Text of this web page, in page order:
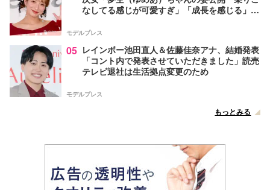
なしてる感じが可愛すぎ」「成長を感じる」の
モデルプレス
05 レインボー池田直人＆佐藤佳奈アナ、結婚発表
「コント内で発表させていただきました」読売
テレビ退社は生活拠点変更のため
モデルプレス
もっとみる